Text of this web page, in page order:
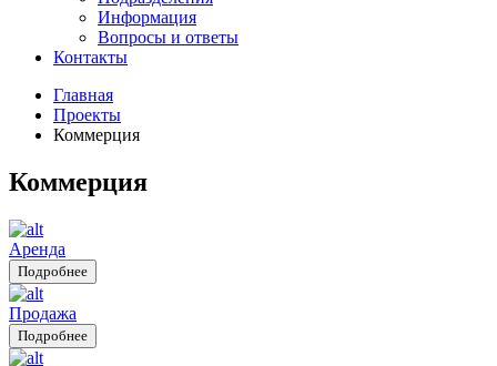
Информация
Вопросы и ответы
Контакты
Главная
Проекты
Коммерция
Коммерция
Аренда
Подробнее
Продажа
Подробнее